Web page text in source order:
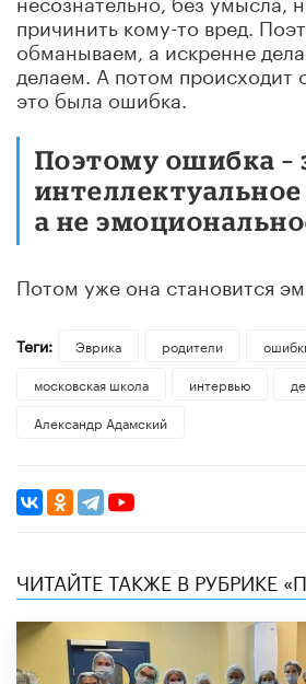
причинить кому-то вред.
обманываем, а искренне
делаем. А потом происходит
это была ошибка.
Поэтому ошибка –
а не
Потом уже она становится
Теги: Эврика родители
московская школа
интервью
Александр Адамский
ЧИТАЙТЕ ТАКЖЕ В РУБРИКЕ